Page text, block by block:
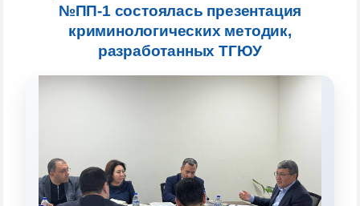
№ПП-1 состоялась презентация
криминологических методик,
разработанных ТГЮУ
Оставляйте здесь свои обращения по
вопросам приёма.
Выберите тему — затем появятся
3. Собеседование (бакалавр) (8)
4. Собеседование (магистр) (5)